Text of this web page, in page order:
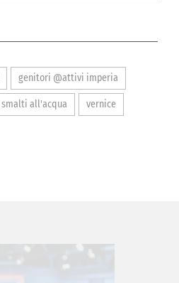
genitori @attivi imperia
smalti all'acqua vernice